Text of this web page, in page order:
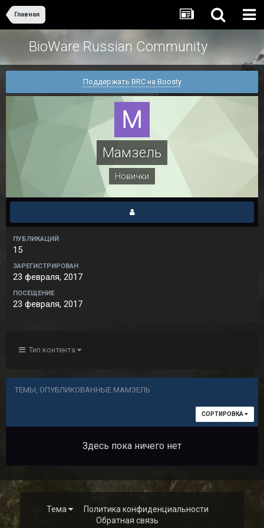
Главная
BioWare Russian Community
Поддержать BRC на Boosty
Мамзель
Новички
ПУБЛИКАЦИЙ
15
ЗАРЕГИСТРИРОВАН
23 февраля, 2017
ПОСЕЩЕНИЕ
23 февраля, 2017
Тип контента
ТЕМЫ, ОПУБЛИКОВАННЫЕ МАМЗЕЛЬ
СОРТИРОВКА
Здесь пока ничего нет
Тема
Политика конфиденциальности
Обратная связь